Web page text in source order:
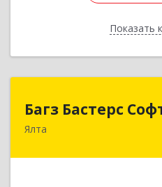
Показать
Багз Бастерс
Ялта
298603, Крым Респ, Ялта